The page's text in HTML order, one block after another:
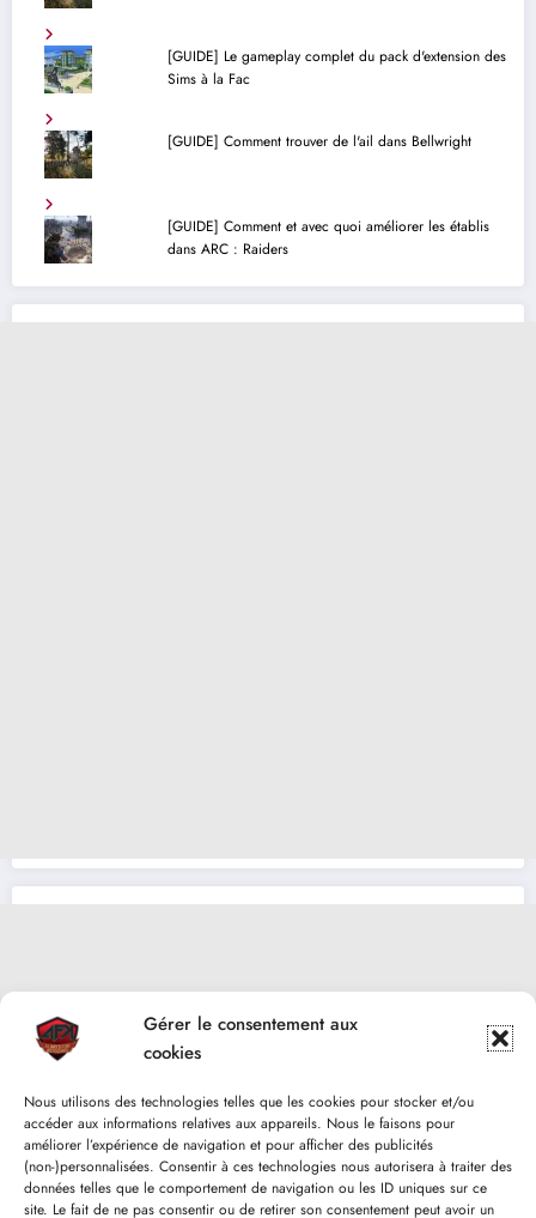
Gérer le consentement aux
cookies
Nous utilisons des technologies telles que les cookies pour stocker et/ou
accéder aux informations relatives aux appareils. Nous le faisons pour
améliorer l’expérience de navigation et pour afficher des publicités
(non-)personnalisées. Consentir à ces technologies nous autorisera à traiter des
données telles que le comportement de navigation ou les ID uniques sur ce
site. Le fait de ne pas consentir ou de retirer son consentement peut avoir un
[GUIDE] Le gameplay complet du pack d'extension des
Sims à la Fac
[GUIDE] Comment trouver de l'ail dans Bellwright
[GUIDE] Comment et avec quoi améliorer les établis
dans ARC : Raiders